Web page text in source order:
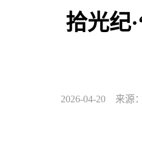
拾光纪
2026-04-20 来源